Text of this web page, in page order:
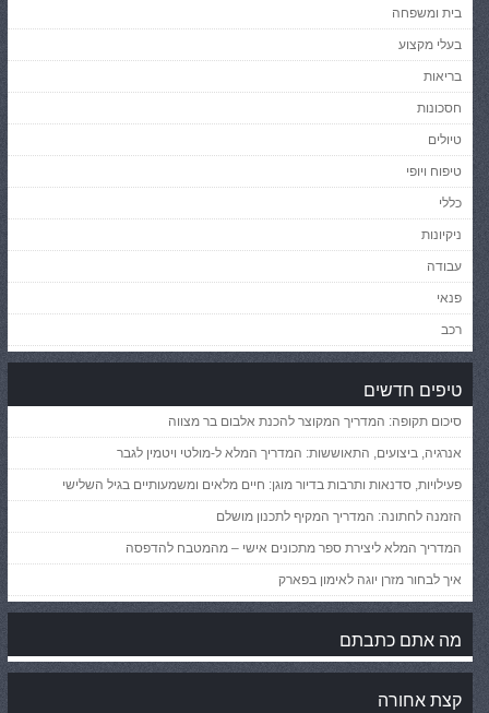
בית ומשפחה
בעלי מקצוע
בריאות
חסכונות
טיולים
טיפוח ויופי
כללי
ניקיונות
עבודה
פנאי
רכב
טיפים חדשים
סיכום תקופה: המדריך המקוצר להכנת אלבום בר מצווה
אנרגיה, ביצועים, התאוששות: המדריך המלא ל-מולטי ויטמין לגבר
פעילויות, סדנאות ותרבות בדיור מוגן: חיים מלאים ומשמעותיים בגיל השלישי
הזמנה לחתונה: המדריך המקיף לתכנון מושלם
המדריך המלא ליצירת ספר מתכונים אישי – מהמטבח להדפסה
איך לבחור מזרן יוגה לאימון בפארק
מה אתם כתבתם
קצת אחורה